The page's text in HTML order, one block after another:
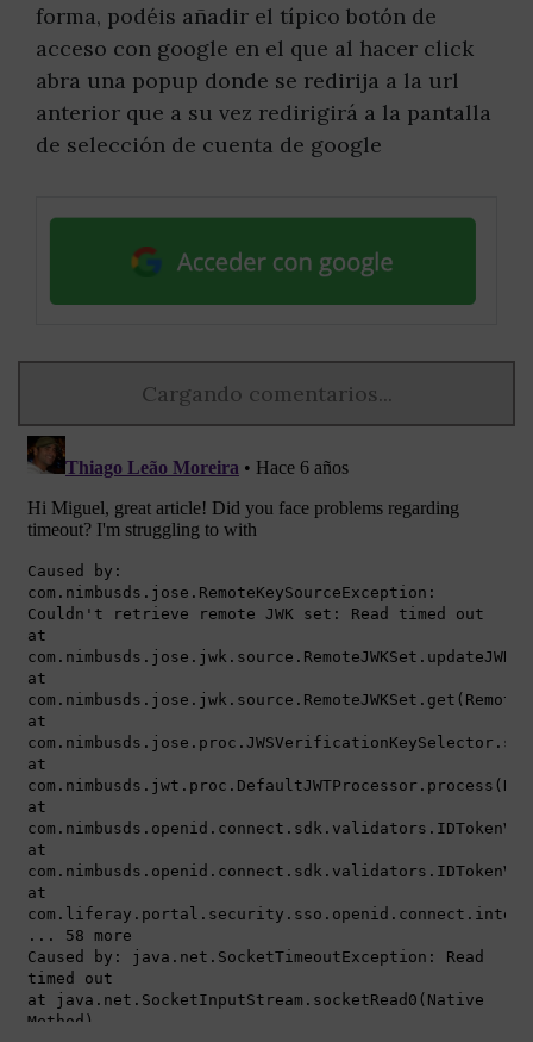
forma, podéis añadir el típico botón de
acceso con google en el que al hacer click
abra una popup donde se redirija a la url
anterior que a su vez redirigirá a la pantalla
de selección de cuenta de google
Cargando comentarios...